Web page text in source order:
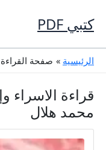
إلى
المحتوى
كتبي PDF
الرئيسية صفحة القراءة
محمد هلال